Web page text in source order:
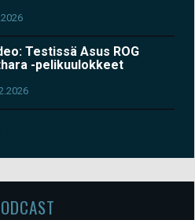
Testissä Asus ROG
-pelikuulokkeet